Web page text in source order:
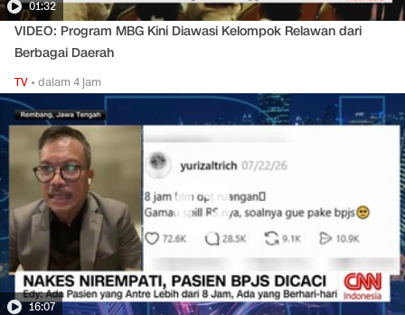
01:32
VIDEO: Program MBG Kini Diawasi Kelompok Relawan dari
Berbagai Daerah
TV •dalam 4 jam
16:07